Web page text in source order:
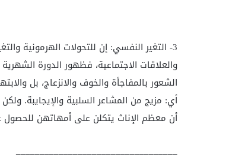
3- التغير النفسي: إن للتحولات الهرمونية
والعلاقات الاجتماعية، فظهور الدورة
الشعور بالمفاجأة والخوف والانزعاج، بل
أي: مزيج من المشاعر السلبية والإيجايبة.
أن معظم الإناث يتكلن على أمهاتهن للحصول
__________________________________